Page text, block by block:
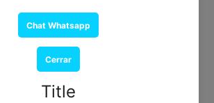
respaldo médico real
ante aerolíneas, hoteles y